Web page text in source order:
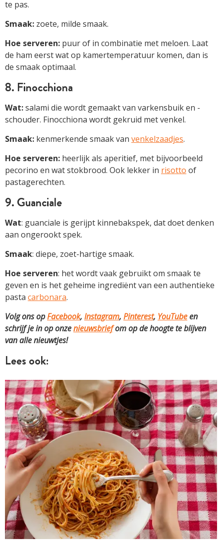
te pas.
Smaak: zoete, milde smaak.
Hoe serveren: puur of in combinatie met meloen. Laat
de ham eerst wat op kamertemperatuur komen, dan is
de smaak optimaal.
8. Finocchiona
Wat:salami die wordt gemaakt van varkensbuik en -
schouder. Finocchiona wordt gekruid met venkel.
Smaak: kenmerkende smaak van venkelzaadjes.
Hoe serveren: heerlijk als aperitief, met bijvoorbeeld
pecorino en wat stokbrood. Ook lekker in risotto of
pastagerechten.
9. Guanciale
Wat: guanciale is gerijpt kinnebakspek, dat doet denken
aan ongerookt spek.
Smaak: diepe, zoet-hartige smaak.
Hoe serveren: het wordt vaak gebruikt om smaak te
geven en is het geheime ingrediënt van een authentieke
pasta carbonara.
Volg ons opFacebook, Instagram, Pinterest, YouTubeen
schrijf je in op onzenieuwsbriefom op de hoogte te blijven
van alle nieuwtjes!
Lees ook: